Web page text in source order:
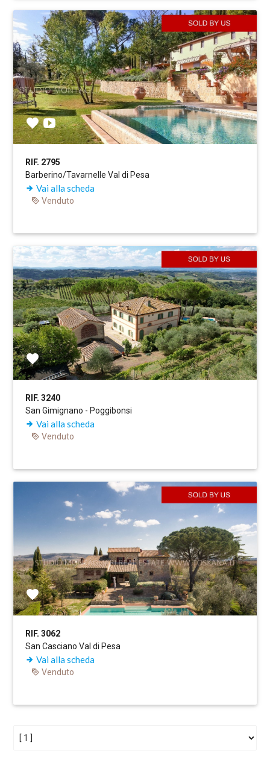
RIF. 2795
Barberino/Tavarnelle Val di Pesa
Vai alla scheda
Venduto
RIF. 3240
San Gimignano - Poggibonsi
Vai alla scheda
Venduto
RIF. 3062
San Casciano Val di Pesa
Vai alla scheda
Venduto